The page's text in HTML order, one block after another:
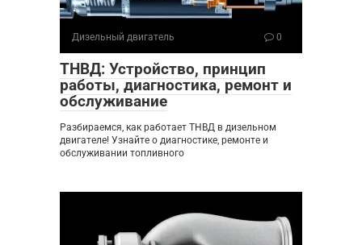
Дизельный двигатель 0
ТНВД: Устройство, принцип
работы, диагностика, ремонт и
обслуживание
Разбираемся, как работает ТНВД в дизельном
двигателе! Узнайте о диагностике, ремонте и
обслуживании топливного